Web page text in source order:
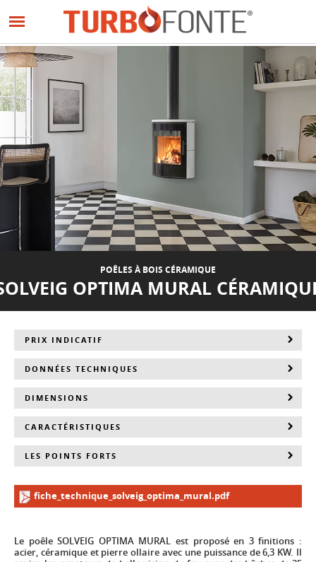
au
principal
POÊLES À BOIS CÉRAMIQUE
OPTIMA MURAL
Le poêle SOLVEIG OPTIMA MURAL est proposé en 3 finitions :
acier, céramique et pierre ollaire avec une puissance de 6,3 KW. Il
PRIX INDICATIF
DONNÉES TECHNIQUES
DIMENSIONS
CARACTÉRISTIQUES
LES POINTS FORTS
fiche_technique_solveig_optima_mural.pdf
Panneau de gestion des cookies